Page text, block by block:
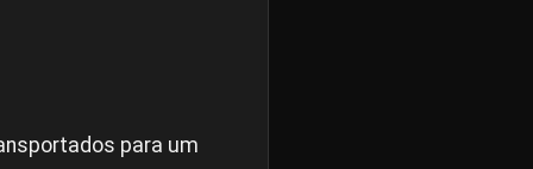
para um